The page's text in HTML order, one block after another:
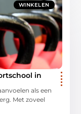
WINKELEN
in
als een
Met zoveel